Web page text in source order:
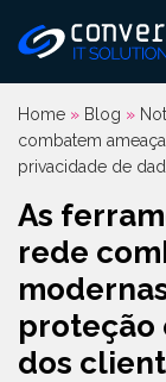
para
conteúdo
Home » Blog »
combatem
privacidade de
As
rede
proteção
dos